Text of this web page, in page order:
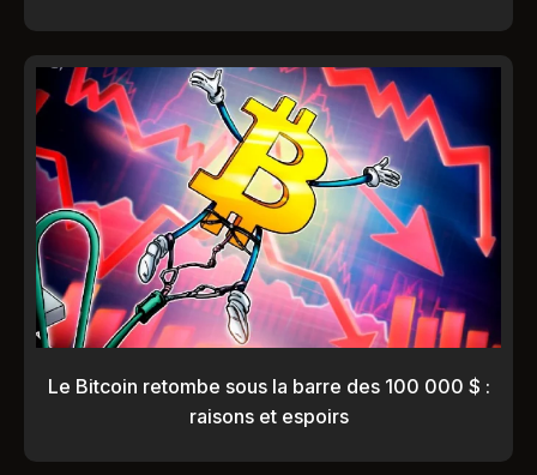
Le Bitcoin retombe sous la barre des 100 000 $ :
raisons et espoirs